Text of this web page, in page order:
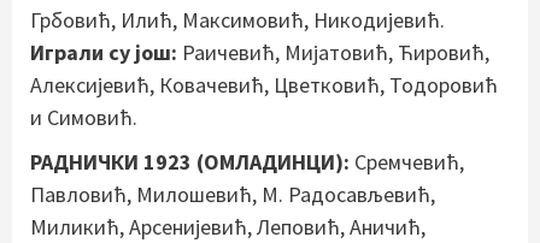
Грбовић, Илић, Максимовић, Никодијевић.
Играли су још: Раичевић, Мијатовић, Ћировић,
Алексијевић, Ковачевић, Цветковић, Тодоровић
и Симовић.
РАДНИЧКИ 1923 (ОМЛАДИНЦИ): Сремчевић,
Павловић, Милошевић, М. Радосављевић,
Миликић, Арсенијевић, Леповић, Аничић,